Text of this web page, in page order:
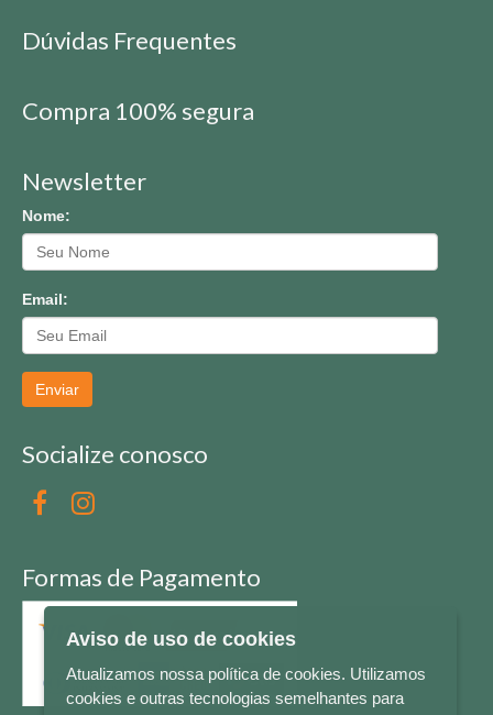
Dúvidas Frequentes
Compra 100% segura
Newsletter
Nome:
Email:
Enviar
Socialize conosco
Formas de Pagamento
Aviso de uso de cookies
Atualizamos nossa política de cookies. Utilizamos
cookies e outras tecnologias semelhantes para